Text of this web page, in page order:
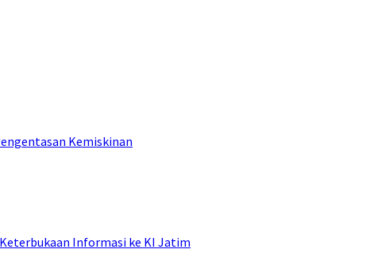
Kemiskinan
Informasi ke KI Jatim